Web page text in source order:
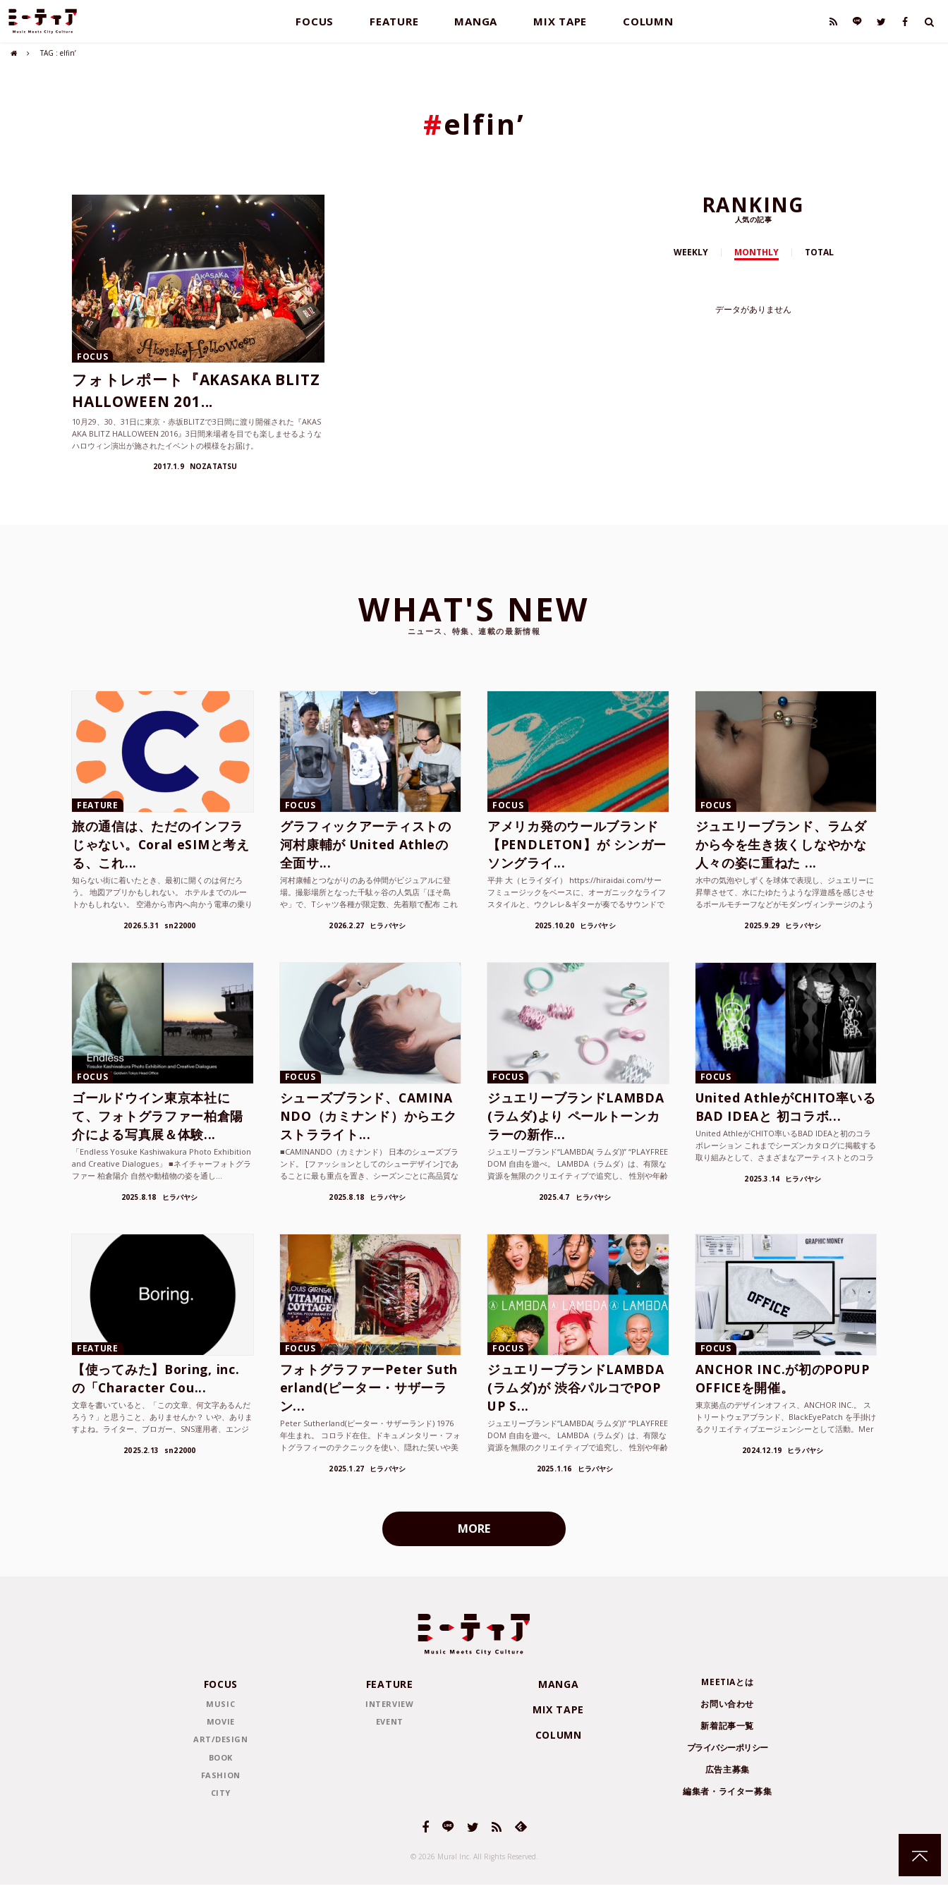
FOCUS FEATURE MANGA MIX TAPE COLUMN
TAG : elfin’
#elfin’
FOCUS
フォトレポート『AKASAKA BLITZ
HALLOWEEN 201...
10月29、30、31日に東京・赤坂BLITZで3日間に渡り開催された『AKAS
AKA BLITZ HALLOWEEN 2016』3日間来場者を目でも楽しませるような
ハロウィン演出が施されたイベントの模様をお届け。
2017.1.9 NOZATATSU
RANKING
人気の記事
WEEKLY MONTHLY TOTAL
データがありません
WHAT'S NEW
ニュース、特集、連載の最新情報
FEATURE
旅の通信は、ただのインフラ
じゃない。Coral eSIMと考え
る、これ...
知らない街に着いたとき、最初に開くのは何だろ
う。 地図アプリかもしれない。 ホテルまでのルー
トかもしれない。 空港から市内へ向かう電車の乗り
て、その街の空...2026.5.31 sn22000
FOCUS
グラフィックアーティストの
河村康輔が United Athleの
全面サ...
河村康輔とつながりのある仲間がビジュアルに登
場。撮影場所となった千駄ヶ谷の人気店「ほそ島
や」で、Tシャツ各種が限定数、先着順で配布 これ
2026.2.27 ヒラバヤシ
FOCUS
アメリカ発のウールブランド
【PENDLETON】が シンガー
ソングライ...
平井 大（ヒライダイ） https://hiraidai.com/サー
フミュージックをベースに、オーガニックなライフ
スタイルと、ウクレレ&ギターが奏でるサウンドで
2025.10.20 ヒラバヤシ
FOCUS
ジュエリーブランド、ラムダ
から今を生き抜くしなやかな
人々の姿に重ねた ...
水中の気泡やしずくを球体で表現し、ジュエリーに
昇華させて、水にたゆたうような浮遊感を感じさせ
るボールモチーフなどがモダンヴィンテージのよう
2025.9.29 ヒラバヤシ
FOCUS
ゴールドウイン東京本社に
て、フォトグラファー柏倉陽
介による写真展＆体験...
「Endless Yosuke Kashiwakura Photo Exhibition
and Creative Dialogues」 ■ネイチャーフォトグラ
ファー 柏倉陽介 自然や動植物の姿を通し...
2025.8.18 ヒラバヤシ
FOCUS
シューズブランド、CAMINA
NDO（カミナンド）からエク
ストラライト...
■CAMINANDO（カミナンド） 日本のシューズブラ
ンド。 [ファッションとしてのシューデザイン]であ
ることに最も重点を置き、シーズンごとに高品質な
2025.8.18 ヒラバヤシ
FOCUS
ジュエリーブランドLAMBDA
(ラムダ)より ペールトーンカ
ラーの新作...
ジュエリーブランド“LAMBDA( ラムダ))” “PLAYFREE
DOM 自由を遊べ。 LAMBDA（ラムダ）は、有限な
資源を無限のクリエイティブで追究し、 性別や年齢
2025.4.7 ヒラバヤシ
FOCUS
United AthleがCHITO率いる
BAD IDEAと 初コラボ...
United AthleがCHITO率いるBAD IDEAと初のコラ
ボレーション これまでシーズンカタログに掲載する
取り組みとして、さまざまなアーティストとのコラ
2025.3.14 ヒラバヤシ
FEATURE
【使ってみた】Boring, inc.
の「Character Cou...
文章を書いていると、「この文章、何文字あるんだ
ろう？」と思うこと、ありませんか？ いや、ありま
すよね。ライター、ブロガー、SNS運用者、エンジ
2025.2.13 sn22000
FOCUS
フォトグラファーPeter Suth
erland(ピーター・サザーラ
ン...
Peter Sutherland(ピーター・サザーランド) 1976
年生まれ。 コロラド在住。ドキュメンタリー・フォ
トグラフィーのテクニックを使い、隠れた笑いや美
2025.1.27 ヒラバヤシ
FOCUS
ジュエリーブランドLAMBDA
(ラムダ)が 渋谷パルコでPOP
UP S...
ジュエリーブランド“LAMBDA( ラムダ))” “PLAYFREE
DOM 自由を遊べ。 LAMBDA（ラムダ）は、有限な
資源を無限のクリエイティブで追究し、 性別や年齢
2025.1.16 ヒラバヤシ
FOCUS
ANCHOR INC.が初のPOPUP
OFFICEを開催。
東京拠点のデザインオフィス、ANCHOR INC.。 ス
トリートウェアブランド、BlackEyePatch を手掛け
るクリエイティブエージェンシーとして活動。Mer
2024.12.19 ヒラバヤシ
MORE
FOCUS
MUSIC
MOVIE
ART/DESIGN
BOOK
FASHION
CITY
FEATURE
INTERVIEW
EVENT
MANGA
MIX TAPE
COLUMN
MEETIAとは
お問い合わせ
新着記事一覧
プライバシーポリシー
広告主募集
編集者・ライター募集
© 2026 Mural Inc. All Rights Reserved.